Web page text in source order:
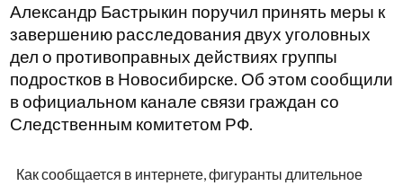
Александр Бастрыкин поручил принять меры к
завершению расследования двух уголовных
дел о противоправных действиях группы
подростков в Новосибирске. Об этом сообщили
в официальном канале связи граждан со
Следственным комитетом РФ.
Как сообщается в интернете, фигуранты длительное